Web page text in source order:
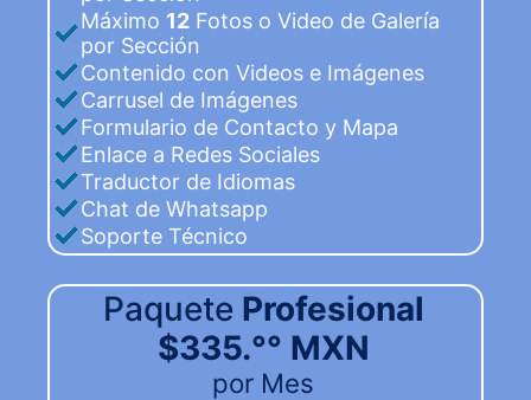
Máximo 12 Fotos o Video de Galería
por Sección
Contenido con Videos e Imágenes
Carrusel de Imágenes
Formulario de Contacto y Mapa
Enlace a Redes Sociales
Traductor de Idiomas
Chat de Whatsapp
Soporte Técnico
Paquete Profesional
$335.°° MXN
por Mes